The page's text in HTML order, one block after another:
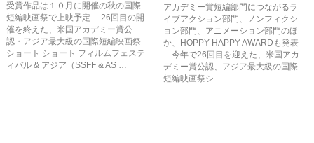
受賞作品は１０月に開催の秋の国際
短編映画祭で上映予定 26回目の開
催を終えた、米国アカデミー賞公
認・アジア最大級の国際短編映画祭
ショート ショート フィルムフェステ
ィバル & アジア（SSFF & AS …
アカデミー賞短編部門につながるラ
イブアクション部門、ノンフィクシ
ョン部門、アニメーション部門のほ
か、HOPPY HAPPY AWARDも発表
今年で26回目を迎えた、米国アカ
デミー賞公認、アジア最大級の国際
短編映画祭シ …